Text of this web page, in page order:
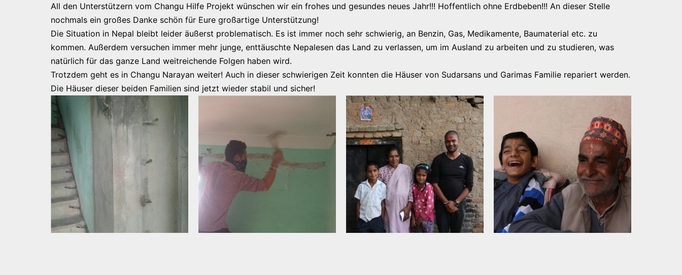
All den Unterstützern vom Changu Hilfe Projekt wünschen wir ein frohes und gesundes neues Jahr!!! Hoffentlich ohne Erdbeben!!! An dieser Stelle
nochmals ein großes Danke schön für Eure großartige Unterstützung!
Die Situation in Nepal bleibt leider äußerst problematisch. Es ist immer noch sehr schwierig, an Benzin, Gas, Medikamente, Baumaterial etc. zu
kommen. Außerdem versuchen immer mehr junge, enttäuschte Nepalesen das Land zu verlassen, um im Ausland zu arbeiten und zu studieren, was
natürlich für das ganze Land weitreichende Folgen haben wird.
Trotzdem geht es in Changu Narayan weiter! Auch in dieser schwierigen Zeit konnten die Häuser von Sudarsans und Garimas Familie repariert werden.
Die Häuser dieser beiden Familien sind jetzt wieder stabil und sicher!